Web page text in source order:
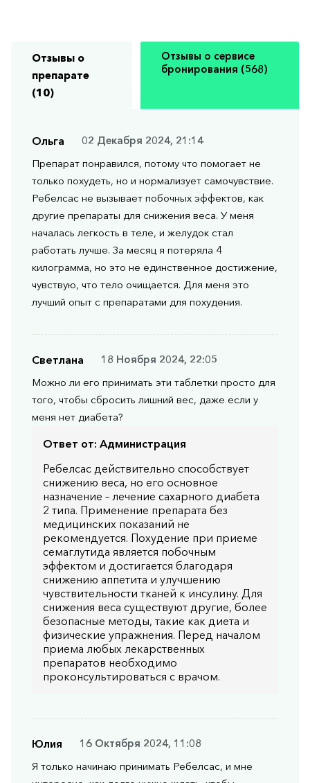
Отзывы о
препарате
(10)
Отзывы о сервисе
бронирования (568)
Ольга
02 Декабря 2024, 21:14
Препарат понравился, потому что помогает не
только похудеть, но и нормализует самочувствие.
Ребелсас не вызывает побочных эффектов, как
другие препараты для снижения веса. У меня
началась легкость в теле, и желудок стал
работать лучше. За месяц я потеряла 4
килограмма, но это не единственное достижение,
чувствую, что тело очищается. Для меня это
лучший опыт с препаратами для похудения.
Светлана
18 Ноября 2024, 22:05
Можно ли его принимать эти таблетки просто для
того, чтобы сбросить лишний вес, даже если у
меня нет диабета?
Ответ от: Администрация
Ребелсас действительно способствует
снижению веса, но его основное
назначение – лечение сахарного диабета
2 типа. Применение препарата без
медицинских показаний не
рекомендуется. Похудение при приеме
семаглутида является побочным
эффектом и достигается благодаря
снижению аппетита и улучшению
чувствительности тканей к инсулину. Для
снижения веса существуют другие, более
безопасные методы, такие как диета и
физические упражнения. Перед началом
приема любых лекарственных
препаратов необходимо
проконсультироваться с врачом.
Юлия
16 Октября 2024, 11:08
Я только начинаю принимать Ребелсас, и мне